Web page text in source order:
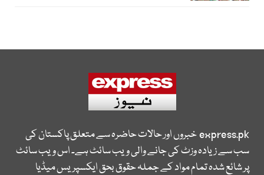
express.pkخبروں اور حالات حاضرہ سے متعلق پاکستان کی
سب سے زیادہ وزٹ کی جانے والی ویب سائٹ ہے۔ اس ویب سائٹ
پر شائع شدہ تمام مواد کے جملہ حقوق بحق ایکسپریس میڈیا